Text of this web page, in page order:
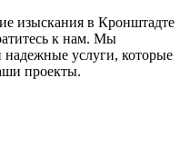
изыскания в Кронштадте
к нам. Мы
надежные услуги, которые
проекты.